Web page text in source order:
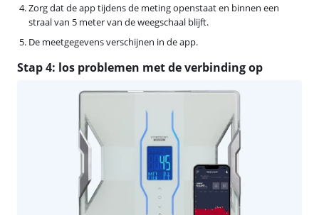
Zorg dat de app tijdens de meting openstaat en binnen een
straal van 5 meter van de weegschaal blijft.
De meetgegevens verschijnen in de app.
Stap 4: los problemen met de verbinding op